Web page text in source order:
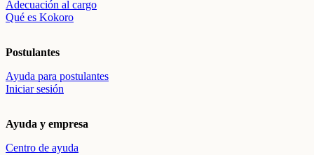
Adecuación al cargo
Qué es Kokoro
Postulantes
Ayuda para postulantes
Iniciar sesión
Ayuda y empresa
Centro de ayuda